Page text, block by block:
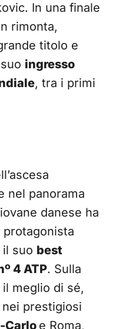
In una finale
rimonta,
titolo e
ingresso
, tra i primi
nel panorama
danese ha
suo best
4 ATP. Sulla
meglio di sé,
prestigiosi
Carlo e Roma,